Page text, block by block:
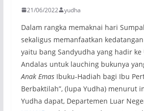
21/06/2022 yudha
Dalam rangka memaknai hari
sekaligus memanfaatkan
yaitu bang Sandyudha yang hadir ke
Andalas untuk lauching bukunya
Anak EmasIbuku-Hadiah bagi Ibu
Berbaktilah”, (lupa Yudha) menurut
Yudha dapat, Departemen Luar